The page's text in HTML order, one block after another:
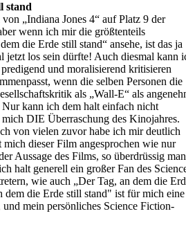
stand
„Indiana Jones 4“ auf Platz 9 der
wenn ich mir die größtenteils
die Erde still stand“ ansehe, ist das ja
los sein dürfte! Auch diesmal kann
und moralisierend kritisieren
wenn die selben Personen die
als „Wall-E“ als
kann ich dem halt einfach nicht
DIE Überraschung des Kinojahres.
von vielen zuvor habe ich mir deutlich
dieser Film angesprochen wie nur
Aussage des Films, so überdrüssig man
halt generell ein großer Fan des
wie auch „Der Tag, an dem die
dem die Erde still stand" ist für mich eine
mein persönliches Science Fiction-